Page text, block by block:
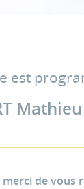
est
Mathieu
de